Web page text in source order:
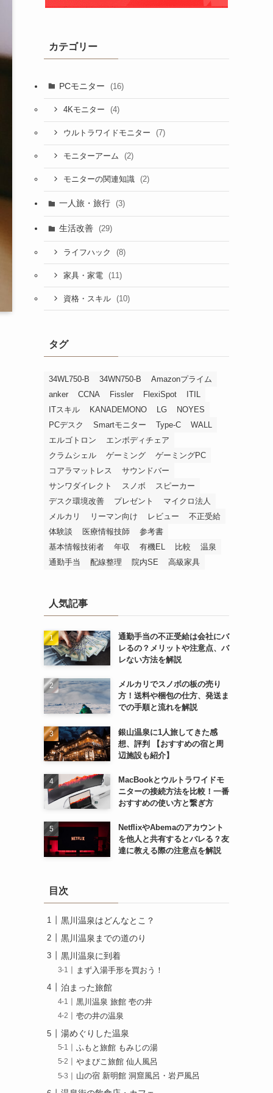
カテゴリー
PCモニター (16)
4Kモニター (4)
ウルトラワイドモニター (7)
モニターアーム (2)
モニターの関連知識 (2)
一人旅・旅行 (3)
生活改善 (29)
ライフハック (8)
家具・家電 (11)
資格・スキル (10)
タグ
34WL750-B 34WN750-B
Amazonプライム
anker
CCNA Fissler FlexiSpot
ITIL
ITスキル
KANADEMONO LG
NOYES
PCデスク
Smartモニター Type-C
WALL
エルゴトロン
エンボディチェア
クラムシェル
ゲーミング
ゲーミングPC
コアラマットレス
サウンドバー
サンワダイレクト
スノボ
スピーカー
デスク環境改善
プレゼント
マイクロ法人
メルカリ
リーマン向け レビュー
不正受給
体験談
医療情報技師
参考書
基本情報技術者
年収 有機EL 比較
温泉
通勤手当
配線整理 院内SE 高級家具
人気記事
通勤手当の不正受給は会社にバ
レるの？メリットや注意点、バ
レない方法を解説
メルカリでスノボの板の売り
方！送料や梱包の仕方、発送ま
での手順と流れを解説
銀山温泉に1人旅してきた感
想、評判 【おすすめの宿と周
辺施設も紹介】
MacBookとウルトラワイドモ
ニターの接続方法を比較！一番
おすすめの使い方と繋ぎ方
NetflixやAbemaのアカウント
を他人と共有するとバレる？友
達に教える際の注意点を解説
目次
黒川温泉はどんなとこ？
黒川温泉までの道のり
黒川温泉に到着
まず入湯手形を買おう！
泊まった旅館
黒川温泉 旅館 壱の井
壱の井の温泉
湯めぐりした温泉
ふもと旅館 もみじの湯
やまびこ旅館 仙人風呂
山の宿 新明館 洞窟風呂・岩戸風呂